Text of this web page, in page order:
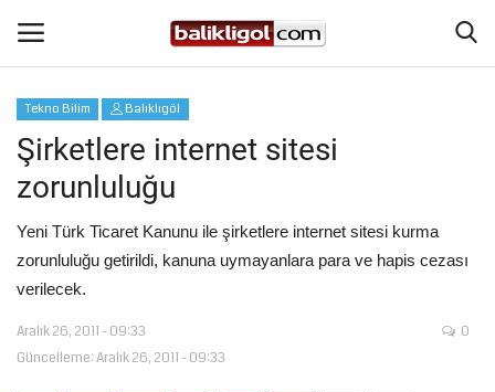
Giriş Yap
Anasayfa
Köşe Yazıları
Magazin
Tekno Bilim Balıklıgöl
Şirketlere internet sitesi
zorunluluğu
Yeni Türk Ticaret Kanunu ile şirketlere internet sitesi kurma
zorunluluğu getirildi, kanuna uymayanlara para ve hapis cezası
verilecek.
Aralık 26, 2011 - 09:33
Güncelleme: Aralık 26, 2011 - 09:33
0